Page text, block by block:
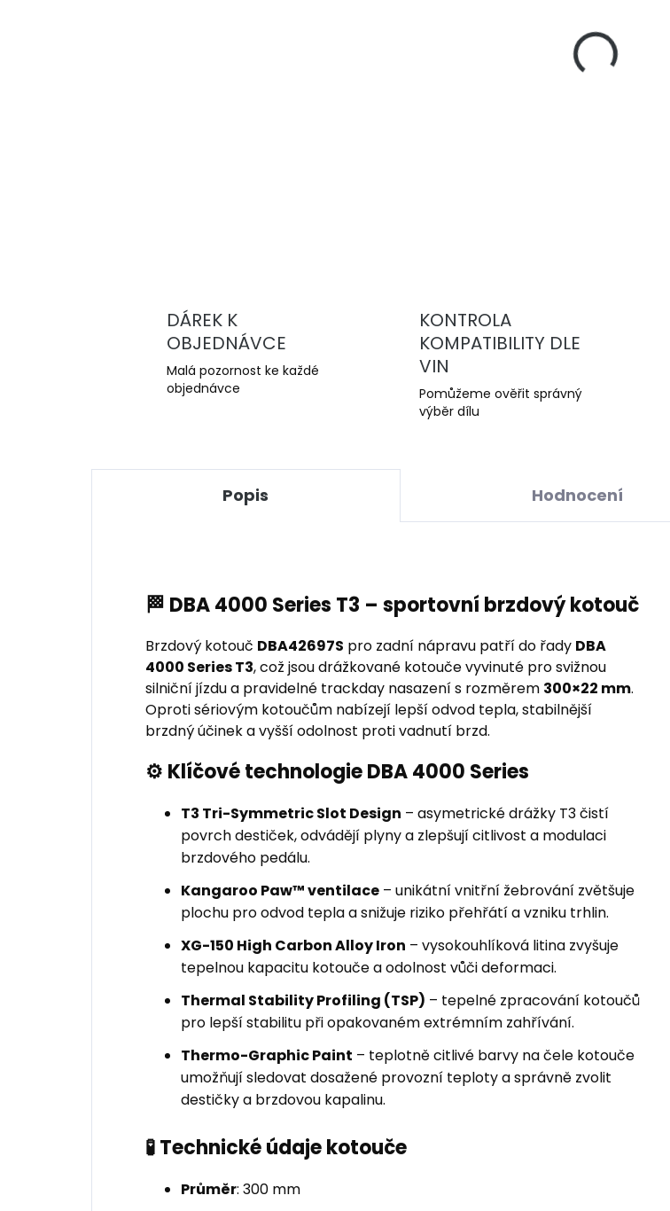
DÁREK K
OBJEDNÁVCE
Malá pozornost ke každé
objednávce
KONTROLA
KOMPATIBILITY DLE
VIN
Pomůžeme ověřit správný
výběr dílu
Popis Hodnocení
🏁 DBA 4000 Series T3 – sportovní brzdový kotouč
Brzdový kotouč DBA42697S pro zadní nápravu patří do řady DBA
4000 Series T3, což jsou drážkované kotouče vyvinuté pro svižnou
silniční jízdu a pravidelné trackday nasazení s rozměrem 300×22 mm.
Oproti sériovým kotoučům nabízejí lepší odvod tepla, stabilnější
brzdný účinek a vyšší odolnost proti vadnutí brzd.
⚙️ Klíčové technologie DBA 4000 Series
T3 Tri-Symmetric Slot Design – asymetrické drážky T3 čistí
povrch destiček, odvádějí plyny a zlepšují citlivost a modulaci
brzdového pedálu.
Kangaroo Paw™ ventilace – unikátní vnitřní žebrování zvětšuje
plochu pro odvod tepla a snižuje riziko přehřátí a vzniku trhlin.
XG-150 High Carbon Alloy Iron – vysokouhlíková litina zvyšuje
tepelnou kapacitu kotouče a odolnost vůči deformaci.
Thermal Stability Profiling (TSP) – tepelné zpracování kotoučů
pro lepší stabilitu při opakovaném extrémním zahřívání.
Thermo-Graphic Paint – teplotně citlivé barvy na čele kotouče
umožňují sledovat dosažené provozní teploty a správně zvolit
destičky a brzdovou kapalinu.
🧪 Technické údaje kotouče
Průměr: 300 mm